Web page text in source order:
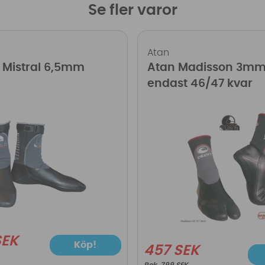
Se fler varor
6,5mm
Köp!
Atan
Atan Madisson
endast 46/47 kvar
457 SEK